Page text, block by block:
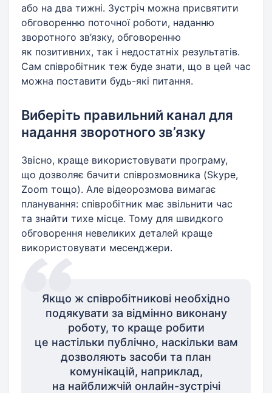
або на два тижні. Зустріч можна присвятити
обговоренню поточної роботи, наданню
зворотного зв’язку, обговоренню
як позитивних, так і недостатніх результатів.
Сам співробітник теж буде знати, що в цей час
можна поставити будь-які питання.
Виберіть правильний канал для
надання зворотного зв’язку
Звісно, краще використовувати програму,
що дозволяє бачити співрозмовника (Skype,
Zoom тощо). Але відеорозмова вимагає
планування: співробітник має звільнити час
та знайти тихе місце. Тому для швидкого
обговорення невеликих деталей краще
використовувати месенджери.
Якщо ж співробітникові необхідно
подякувати за відмінно виконану
роботу, то краще робити
це настільки публічно, наскільки вам
дозволяють засоби та план
комунікацій, наприклад,
на найближчій онлайн-зустрічі